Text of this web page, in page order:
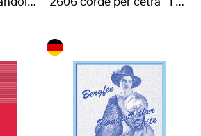
2305 Corde per mandoloncello cromo nichel flatwound lucide 2606 corde per cetra "Thüringer Waldzither" argentate 1 asola